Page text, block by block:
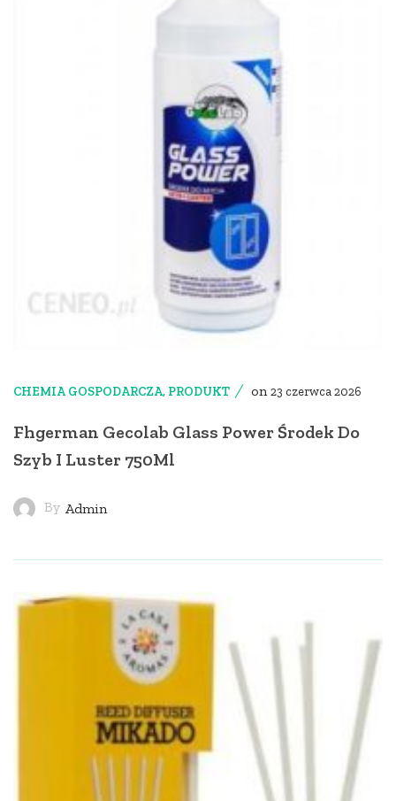
CHEMIA GOSPODARCZA, PRODUKT on23 czerwca 2026
Fhgerman Gecolab Glass Power Środek Do
Szyb I Luster 750Ml
By Admin